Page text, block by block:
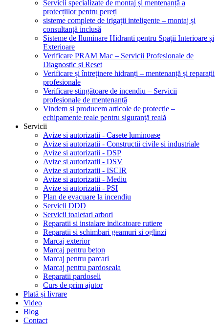
Servicii specializate de montaj și mentenanță a
protecțiilor pentru pereți
sisteme complete de irigații inteligente – montaj și
consultanță inclusă
Sisteme de Iluminare Hidranti pentru Spații Interioare și
Exterioare
Verificare PRAM Mac – Servicii Profesionale de
Diagnostic și Reset
Verificare și întreținere hidranți – mentenanță și reparații
profesionale
Verificare stingătoare de incendiu – Servicii
profesionale de mentenanță
Vindem și producem articole de protecție –
echipamente reale pentru siguranță reală
Servicii
Avize si autorizatii - Casete luminoase
Avize si autorizatii - Constructii civile si industriale
Avize si autorizatii - DSP
Avize si autorizatii - DSV
Avize si autorizatii - ISCIR
Avize si autorizatii - Mediu
Avize si autorizatii - PSI
Plan de evacuare la incendiu
Servicii DDD
Servicii toaletari arbori
Reparatii si instalare indicatoare rutiere
Reparatii si schimbari geamuri si oglinzi
Marcaj exterior
Marcaj pentru beton
Marcaj pentru parcari
Marcaj pentru pardoseala
Reparatii pardoseli
Curs de prim ajutor
Plată și livrare
Video
Blog
Contact